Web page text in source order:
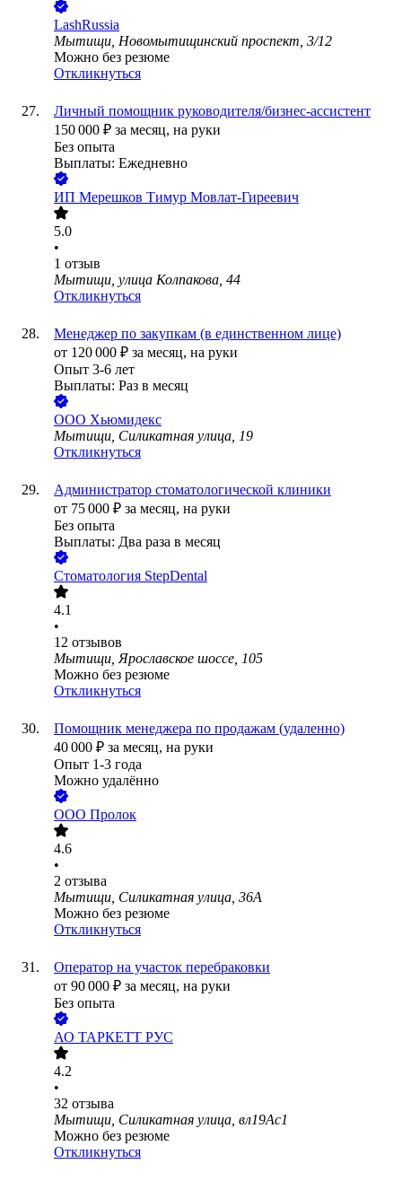
LashRussia
Мытищи, Новомытищинский проспект, 3/12
Можно без резюме
Откликнуться
Личный помощник руководителя/бизнес-ассистент
150 000 ₽ за месяц, на руки
Без опыта
Выплаты: Ежедневно
ИП Мерешков Тимур Мовлат-Гиреевич
5.0
•
1 отзыв
Мытищи, улица Колпакова, 44
Откликнуться
Менеджер по закупкам (в единственном лице)
от 120 000 ₽ за месяц, на руки
Опыт 3-6 лет
Выплаты: Раз в месяц
ООО Хьюмидекс
Мытищи, Силикатная улица, 19
Откликнуться
Администратор стоматологической клиники
от 75 000 ₽ за месяц, на руки
Без опыта
Выплаты: Два раза в месяц
Стоматология StepDental
4.1
•
12 отзывов
Мытищи, Ярославское шоссе, 105
Можно без резюме
Откликнуться
Помощник менеджера по продажам (удаленно)
40 000 ₽ за месяц, на руки
Опыт 1-3 года
Можно удалённо
ООО Пролок
4.6
•
2 отзыва
Мытищи, Силикатная улица, 36А
Можно без резюме
Откликнуться
Оператор на участок перебраковки
от 90 000 ₽ за месяц, на руки
Без опыта
АО ТАРКЕТТ РУС
4.2
•
32 отзыва
Мытищи, Силикатная улица, вл19Ас1
Можно без резюме
Откликнуться